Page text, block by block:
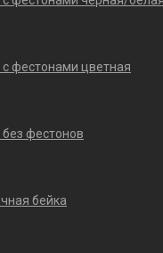
фестонами цветная
фестонов
бейка